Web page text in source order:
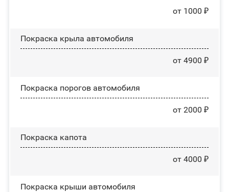
от 1000 ₽
Покраска крыла автомобиля
от 4900 ₽
Покраска порогов автомобиля
от 2000 ₽
Покраска капота
от 4000 ₽
Покраска крыши автомобиля